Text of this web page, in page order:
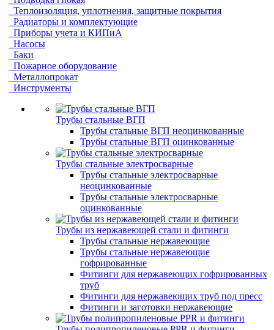
Теплоизоляция, уплотнения, защитные покрытия
Радиаторы и комплектующие
Приборы учета и КИПиА
Насосы
Баки
Пожарное оборудование
Металлопрокат
Инструменты
Трубы стальные ВГП
Трубы стальные ВГП неоцинкованные
Трубы стальные ВГП оцинкованные
Трубы стальные электросварные
Трубы стальные электросварные
неоцинкованные
Трубы стальные электросварные
оцинкованные
Трубы из нержавеющей стали и фитинги
Трубы стальные нержавеющие
Трубы стальные нержавеющие
гофрированные
Фитинги для нержавеющих гофрированных
труб
Фитинги для нержавеющих труб под пресс
Фитинги и заготовки нержавеющие